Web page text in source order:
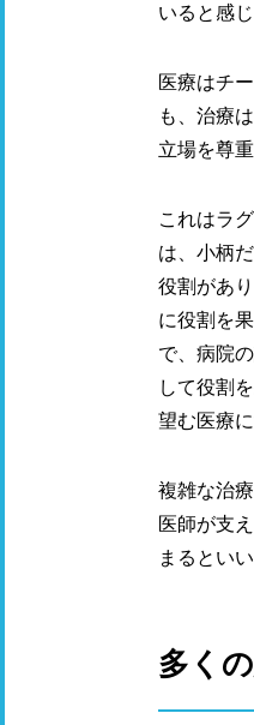
いると感じ
医療はチ
も、治療
立場を尊
これはラ
は、小柄
役割があ
に役割を
で、病院
して役割
望む医療
複雑な治
医師が支
まるとい
多く